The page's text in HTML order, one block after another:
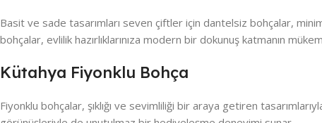
Basit ve sade tasarımları seven çiftler için dantelsiz bohçalar,
bohçalar, evlilik hazırlıklarınıza modern bir dokunuş katmanın
Kütahya Fiyonklu Bohça
Fiyonklu bohçalar, şıklığı ve sevimliliği bir araya getiren